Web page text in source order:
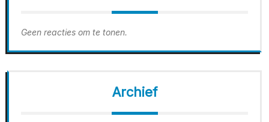
Geen reacties om te tonen.
Archief